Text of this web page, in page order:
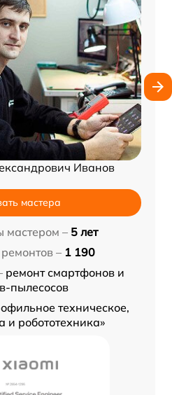
Иванов
мастера
мастером – 5 лет
– 1 190
ремонт смартфонов и
пылесосов
техническое,
и робототехника»